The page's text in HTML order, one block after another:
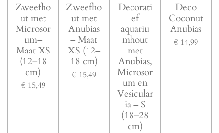
Zweefho
ut met
Microsor
um–
Maat XS
(12–18
cm)
€ 15,49
Zweefho
ut met
Anubias
– Maat
XS (12–
18 cm)
€ 15,49
Decorati
ef
aquariu
mhout
met
Anubias,
Microsor
um en
Vesicular
ia – S
(18–28
cm)
Deco
Coconut
Anubias
€ 14,99